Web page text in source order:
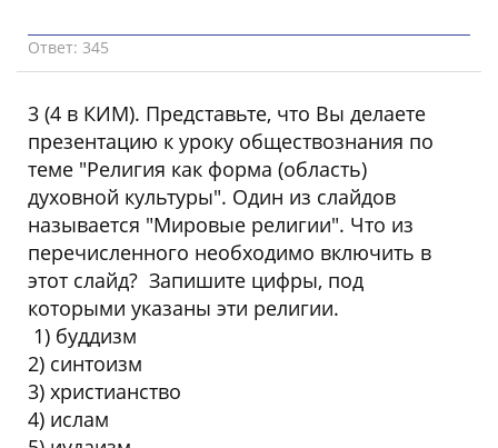
Ответ: 345
3 (4 в КИМ). Представьте, что Вы делаете
презентацию к уроку обществознания по
теме "Религия как форма (область)
духовной культуры". Один из слайдов
называется "Мировые религии". Что из
перечисленного необходимо включить в
этот слайд? Запишите цифры, под
которыми указаны эти религии.
1) буддизм
2) синтоизм
3) христианство
4) ислам